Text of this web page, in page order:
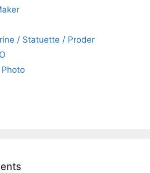
/ Statuette / Proder